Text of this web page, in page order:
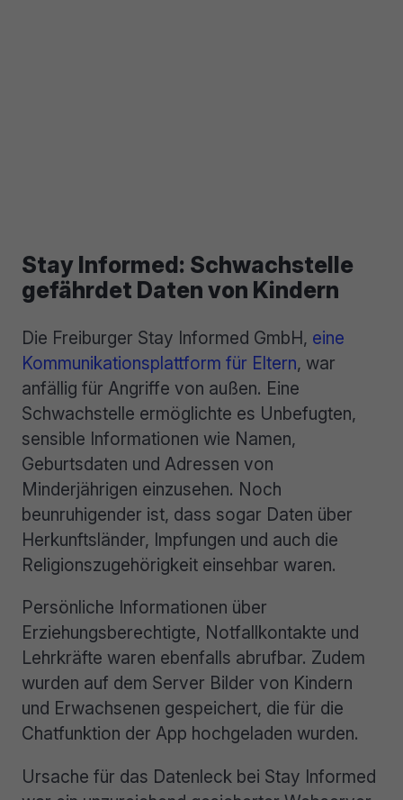
Stay Informed: Schwachstelle
gefährdet Daten von Kindern
Die Freiburger Stay Informed GmbH, eine
Kommunikationsplattform für Eltern, war
anfällig für Angriffe von außen. Eine
Schwachstelle ermöglichte es Unbefugten,
sensible Informationen wie Namen,
Geburtsdaten und Adressen von
Minderjährigen einzusehen. Noch
beunruhigender ist, dass sogar Daten über
Herkunftsländer, Impfungen und auch die
Religionszugehörigkeit einsehbar waren.
Persönliche Informationen über
Erziehungsberechtigte, Notfallkontakte und
Lehrkräfte waren ebenfalls abrufbar. Zudem
wurden auf dem Server Bilder von Kindern
und Erwachsenen gespeichert, die für die
Chatfunktion der App hochgeladen wurden.
Ursache für das Datenleck bei Stay Informed